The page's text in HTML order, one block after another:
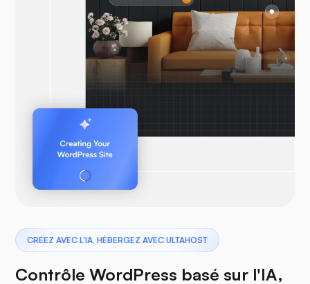
CRÉEZ AVEC L'IA, HÉBERGEZ AVEC ULTAHOST
Contrôle WordPress basé sur l'IA,